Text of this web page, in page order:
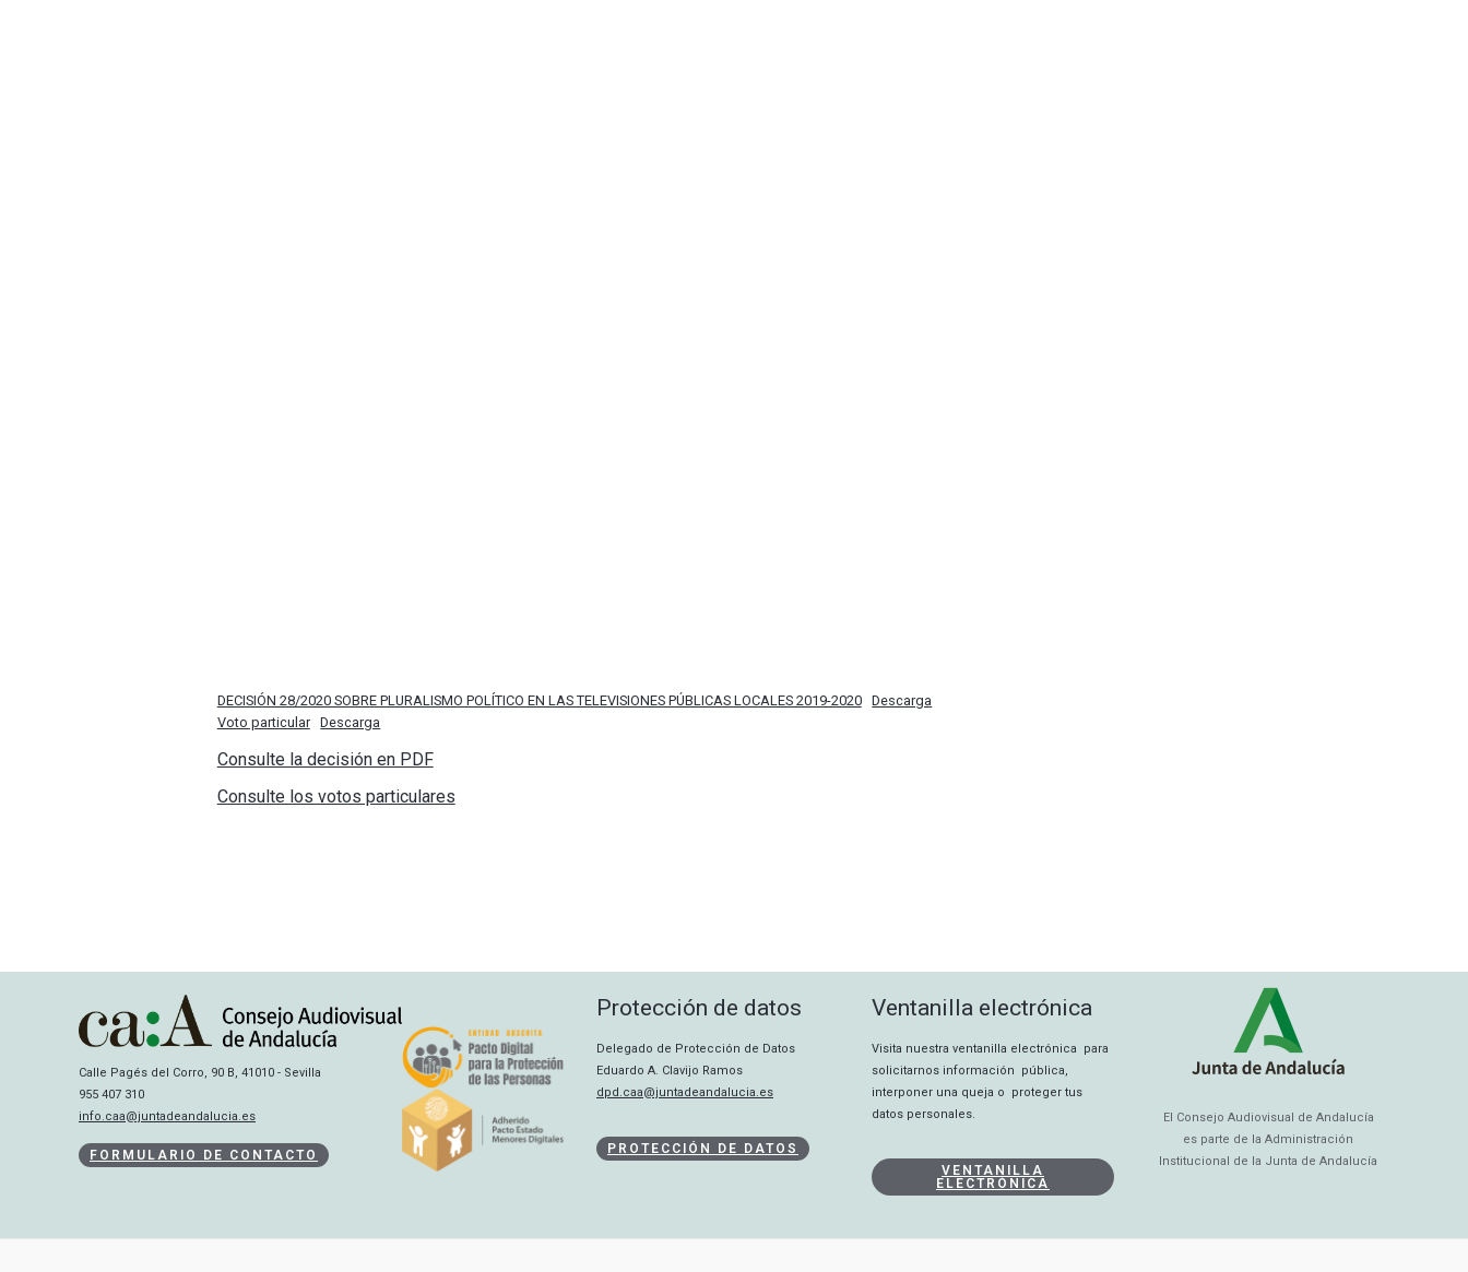
DECISIÓN 28/2020 SOBRE PLURALISMO POLÍTICO EN LAS TELEVISIONES PÚBLICAS LOCALES 2019-2020
Descarga
Voto particular
Descarga
Consulte la decisión en PDF
Consulte los votos particulares
Calle Pagés del Corro, 90 B, 41010 - Sevilla
955 407 310
info.caa@juntadeandalucia.es
FORMULARIO DE CONTACTO
Protección de datos
Delegado de Protección de Datos
Eduardo A. Clavijo Ramos
dpd.caa@juntadeandalucia.es
PROTECCIÓN DE DATOS
Ventanilla electrónica
Visita nuestra ventanilla electrónica para
solicitarnos información pública,
interponer una queja o proteger tus
datos personales.
VENTANILLA
ELECTRÓNICA
El Consejo Audiovisual de Andalucía
es parte de la Administración
Institucional de la Junta de Andalucía